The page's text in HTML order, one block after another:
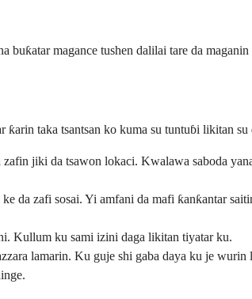
magance tushen dalilai tare da maganin
taka tsantsan ko kuma su tuntuɓi likitan su
jiki da tsawon lokaci. Kwalawa saboda
da zafi sosai. Yi amfani da mafi ƙanƙantar
Kullum ku sami izini daga likitan tiyatar ku.
lamarin. Ku guje shi gaba daya ku je wurin